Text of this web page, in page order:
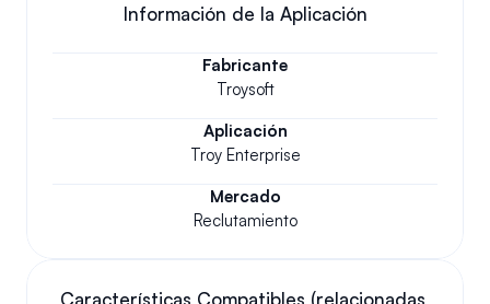
Información de la Aplicación
Fabricante
Troysoft
Aplicación
Troy Enterprise
Mercado
Reclutamiento
Características Compatibles (relacionadas